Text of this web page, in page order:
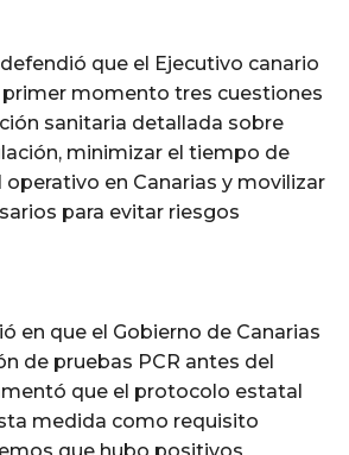
que el Ejecutivo canario
momento tres cuestiones
sanitaria detallada sobre
minimizar el tiempo de
en Canarias y movilizar
para evitar riesgos
en que el Gobierno de Canarias
de pruebas PCR antes del
que el protocolo estatal
medida como requisito
que hubo positivos